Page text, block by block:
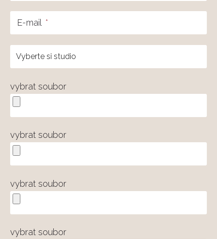
E-mail *
vybrat soubor
vybrat soubor
vybrat soubor
vybrat soubor